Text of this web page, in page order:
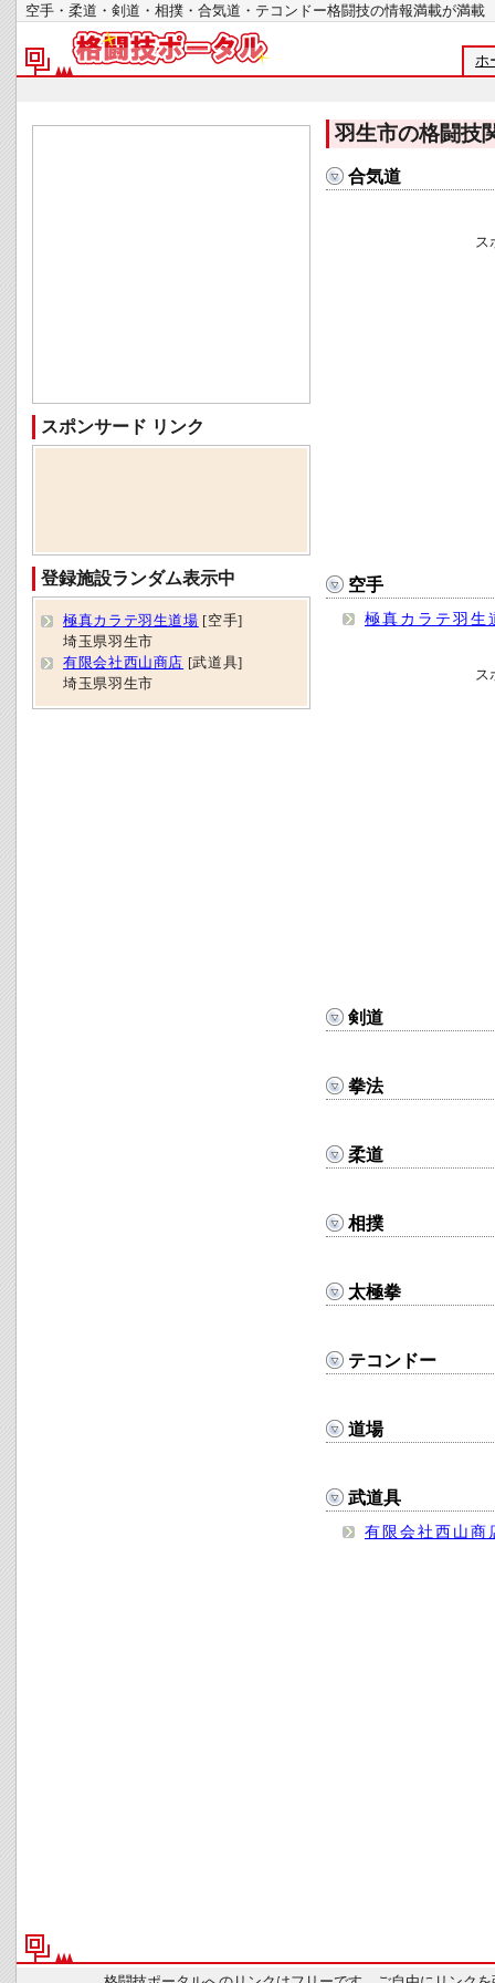
空手・柔道・剣道・相撲・合気道・テコンドー格闘技の情報満載が
ホ
羽生市の格闘技
合気道
ス
空手
極真カラテ羽生
ス
剣道
拳法
柔道
相撲
太極拳
テコンドー
道場
武道具
有限会社西山商
スポンサード リンク
登録施設ランダム表示中
極真カラテ羽生道場 [空手]
埼玉県羽生市
有限会社西山商店 [武道具]
埼玉県羽生市